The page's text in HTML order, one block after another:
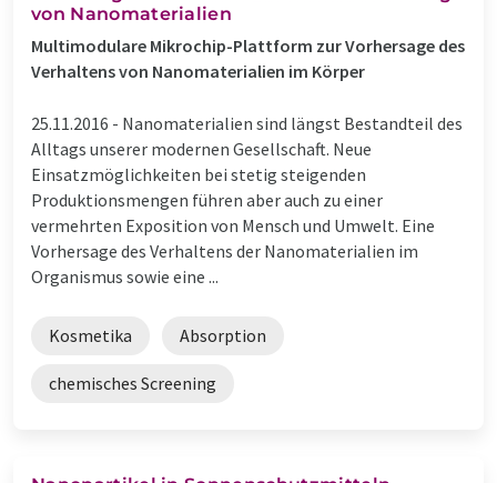
von Nanomaterialien
Multimodulare Mikrochip-Plattform zur Vorhersage des
Verhaltens von Nanomaterialien im Körper
25.11.2016 - Nanomaterialien sind längst Bestandteil des
Alltags unserer modernen Gesellschaft. Neue
Einsatzmöglichkeiten bei stetig steigenden
Produktionsmengen führen aber auch zu einer
vermehrten Exposition von Mensch und Umwelt. Eine
Vorhersage des Verhaltens der Nanomaterialien im
Organismus sowie eine ...
Kosmetika Absorption
chemisches Screening